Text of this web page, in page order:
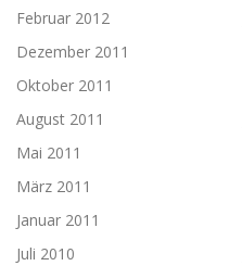
Februar 2012
Dezember 2011
Oktober 2011
August 2011
Mai 2011
März 2011
Januar 2011
Juli 2010